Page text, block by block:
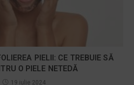
PIELII: CE TREBUIE SĂ
O PIELE NETEDĂ
19 iulie 2024